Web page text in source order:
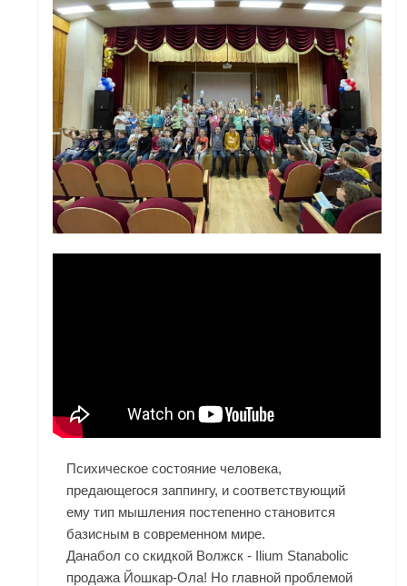
Психическое состояние человека,
предающегося заппингу, и соответствующий
ему тип мышления постепенно становится
базисным в современном мире.
Данабол со скидкой Волжск - Ilium Stanabolic
продажа Йошкар-Ола! Но главной проблемой